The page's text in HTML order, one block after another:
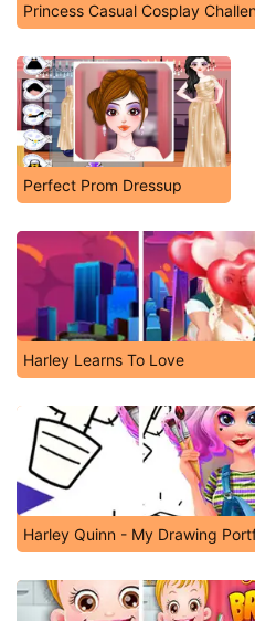
Princess Casual Cosplay
Perfect Prom Dressup
Harley Learns To Love
Harley Quinn - My Drawing